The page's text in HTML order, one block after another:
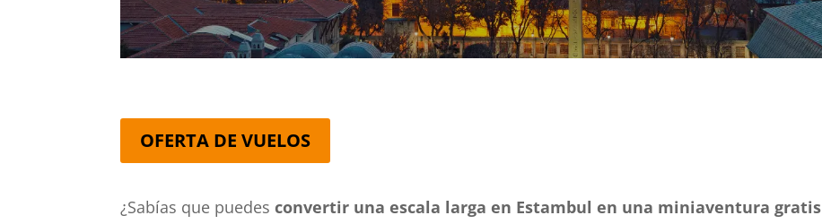
OFERTA DE VUELOS
¿Sabías que puedes convertir una escala larga en Estambul en una miniaventura gratis